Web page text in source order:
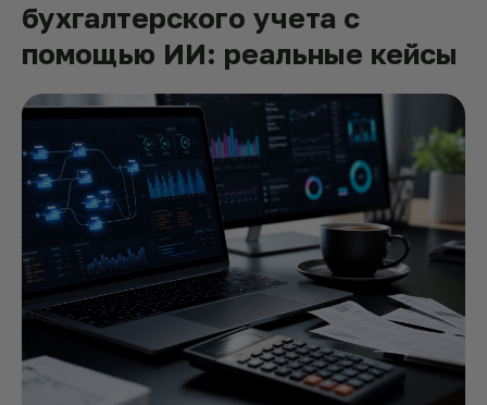
бухгалтерского учета с
помощью ИИ: реальные кейсы